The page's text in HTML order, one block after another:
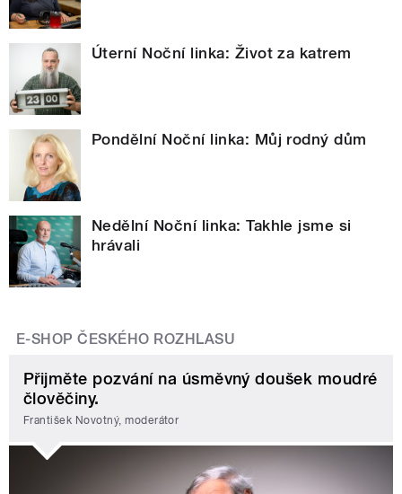
Úterní Noční linka: Život za katrem
Pondělní Noční linka: Můj rodný dům
Nedělní Noční linka: Takhle jsme si
hrávali
E-SHOP ČESKÉHO ROZHLASU
Přijměte pozvání na úsměvný doušek moudré
člověčiny.
František Novotný, moderátor